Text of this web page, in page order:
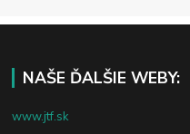
NAŠE ĎALŠIE WEBY:
www.jtf.sk